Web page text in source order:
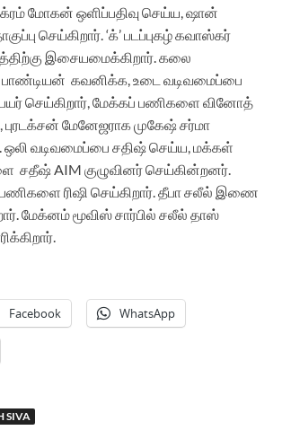
மோகன் ஒளிப்பதிவு செய்ய, ஷான்
செய்கிறார். ‘க்’ படப்புகழ் கவாஸ்கர்
இசையமைக்கிறார். கலை
கவனிக்க, உடை வடிவமைப்பை
செய்கிறார், மேக்கப் பணிகளை வினோத்
புரடக்சன் மேனேஜராக முகேஷ் சர்மா
ஒலி வடிவமைப்பை சதிஷ் செய்ய, மக்கள்
சதீஷ் AIM குழுவினர் செய்கின்றனர்.
ரிஷி செய்கிறார். தீபா சலீல் இணை
மேக்னம் மூவிஸ் சார்பில் சலீல் தாஸ்
Facebook WhatsApp
SIVA